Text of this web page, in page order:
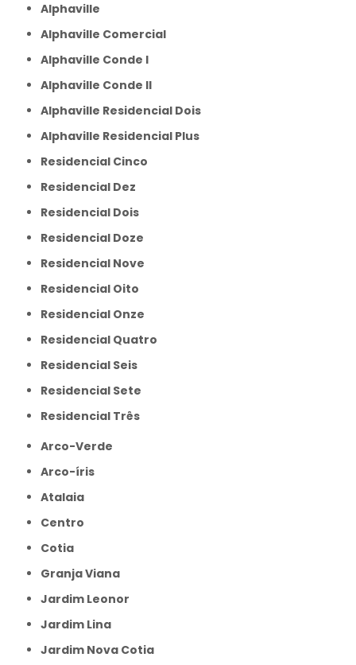
Alphaville
Alphaville Comercial
Alphaville Conde I
Alphaville Conde II
Alphaville Residencial Dois
Alphaville Residencial Plus
Residencial Cinco
Residencial Dez
Residencial Dois
Residencial Doze
Residencial Nove
Residencial Oito
Residencial Onze
Residencial Quatro
Residencial Seis
Residencial Sete
Residencial Três
Arco-Verde
Arco-íris
Atalaia
Centro
Cotia
Granja Viana
Jardim Leonor
Jardim Lina
Jardim Nova Cotia